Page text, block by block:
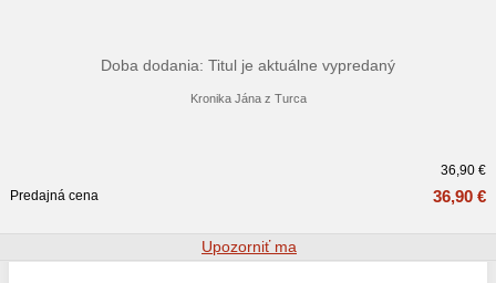
Doba dodania: Titul je aktuálne vypredaný
Kronika Jána z Turca
36,90 €
Predajná cena
36,90 €
Upozorniť ma